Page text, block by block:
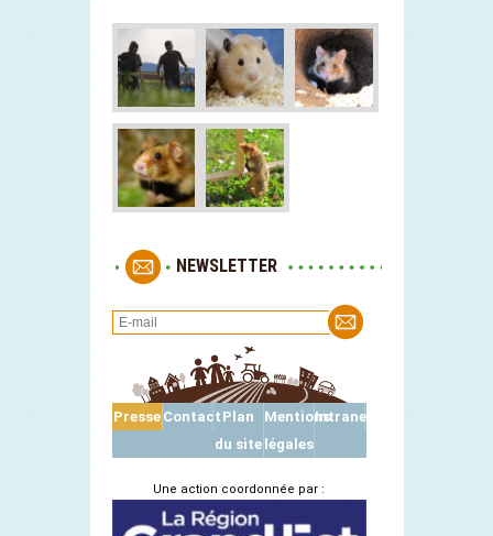
NEWSLETTER
Presse Contact Plan
du site
Mentions
légales
Intranet
Une action coordonnée par :